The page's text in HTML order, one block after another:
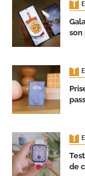
son
de